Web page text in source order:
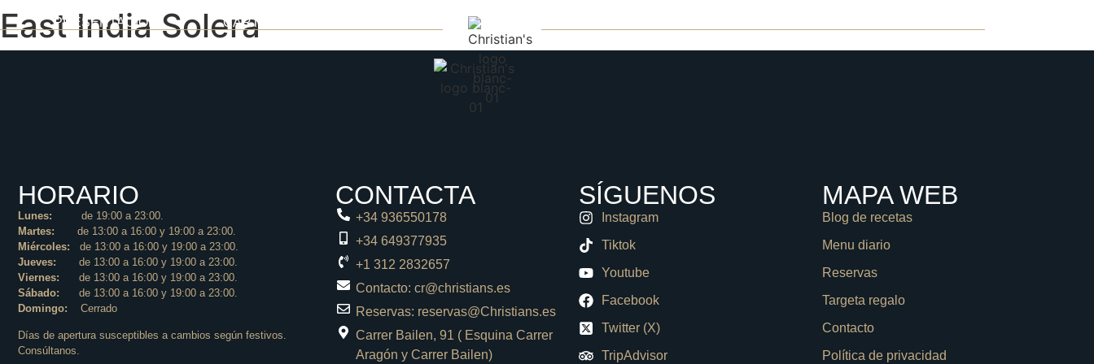
PRESENTACIÓN CARTA
East India Solera
HORARIO
Lunes: de 19:00 a 23:00.
Martes: de 13:00 a 16:00 y 19:00 a 23:00.
Miércoles: de 13:00 a 16:00 y 19:00 a 23:00.
Jueves: de 13:00 a 16:00 y 19:00 a 23:00.
Viernes: de 13:00 a 16:00 y 19:00 a 23:00.
Sábado: de 13:00 a 16:00 y 19:00 a 23:00.
Domingo: Cerrado
Días de apertura susceptibles a cambios según festivos.
Consúltanos.
CONTACTA
+34 936550178
+34 649377935
+1 312 2832657
Contacto: cr@christians.es
Reservas: reservas@Christians.es
Carrer Bailen, 91 ( Esquina Carrer
Aragón y Carrer Bailen)
SÍGUENOS
Instagram
Tiktok
Youtube
Facebook
Twitter (X)
TripAdvisor
MAPA WEB
Blog de recetas
Menu diario
Reservas
Targeta regalo
Contacto
Política de privacidad